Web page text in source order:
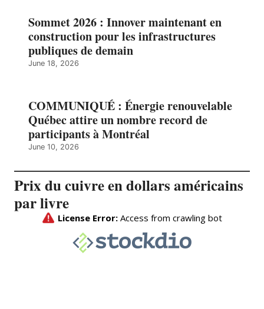
Sommet 2026 : Innover maintenant en
construction pour les infrastructures
publiques de demain
June 18, 2026
COMMUNIQUÉ : Énergie renouvelable
Québec attire un nombre record de
participants à Montréal
June 10, 2026
Prix du cuivre en dollars américains
par livre